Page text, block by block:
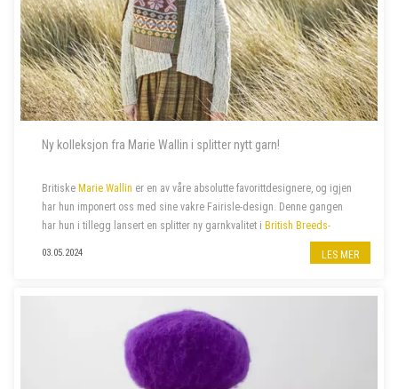
Ny kolleksjon fra Marie Wallin i splitter nytt garn!
Britiske Marie Wallin er en av våre absolutte favorittdesignere, og igjen
har hun imponert oss med sine vakre Fairisle-design. Denne gangen
har hun i tillegg lansert en splitter ny garnkvalitet i British Breeds-
, er
03.05.2024 LES MER